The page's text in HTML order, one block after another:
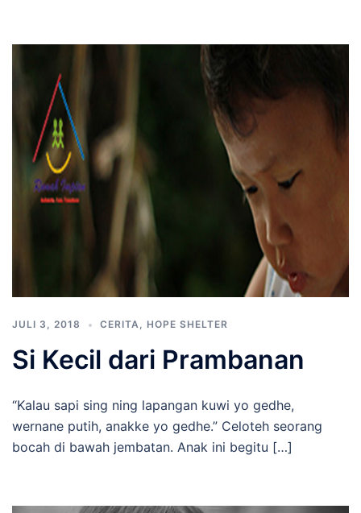
JULI 3, 2018 CERITA HOPE SHELTER
Si Kecil dari Prambanan
“Kalau sapi sing ning lapangan kuwi yo gedhe,
wernane putih, anakke yo gedhe.” Celoteh seorang
bocah di bawah jembatan. Anak ini begitu […]